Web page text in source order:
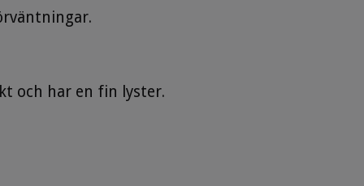
och har en fin lyster.